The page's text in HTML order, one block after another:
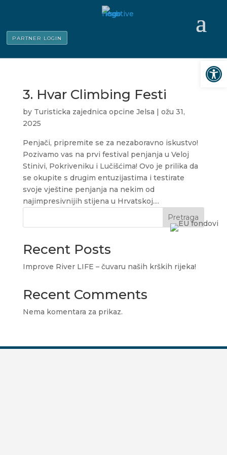
PARTNER LOGIN
3. Hvar Climbing Festi
by Turisticka zajednica opcine Jelsa | ožu 31,
2025
Penjači, pripremite se za nezaboravno iskustvo!
Pozivamo vas na prvi festival penjanja u Veloj
Stinivi, Pokriveniku i Lučišćima! Ovo je prilika da
se okupite s drugim entuzijastima i testirate
svoje vještine penjanja na nekim od
najimpresivnijih stijena u Hrvatskoj....
Pretraga
Recent Posts
Improve River LIFE – čuvaru naših krških rijeka!
Recent Comments
Nema komentara za prikaz.